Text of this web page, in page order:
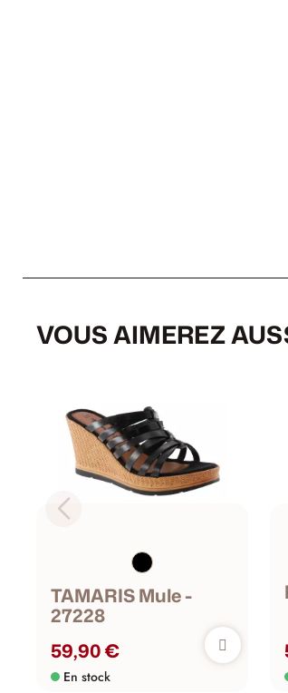
VOUS AIMEREZ
TAMARIS Mule -
27228
59,90 €
En stock